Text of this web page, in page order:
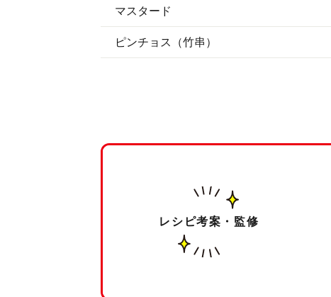
マスタード
ピンチョス（竹串）
レシピ考案・監修